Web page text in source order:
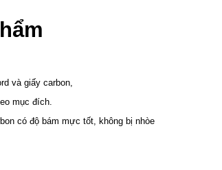
và giấy carbon,
mục đích.
có độ bám mực tốt, không bị nhòe